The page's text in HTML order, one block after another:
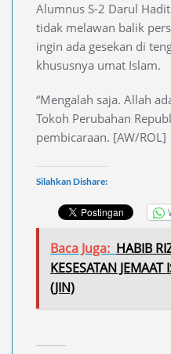
Alumnus S-2 Darul
tidak melawan balik
ingin ada gesekan di
khususnya umat Islam.
“Mengalah saja. Allah
Tokoh Perubahan
pembicaraan. [AW/ROL]
Silahkan Dishare:
Baca Juga: HABIB
KESESATAN
(JIN)